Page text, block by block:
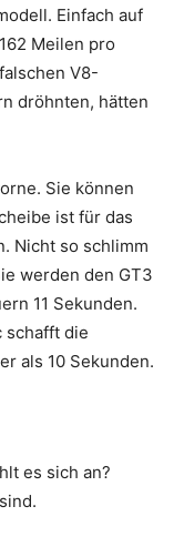
Einfach auf
Meilen pro
V8-
dröhnten, hätten
Sie können
ist für das
Nicht so schlimm
werden den GT3
11 Sekunden.
schafft die
als 10 Sekunden.
es sich an?